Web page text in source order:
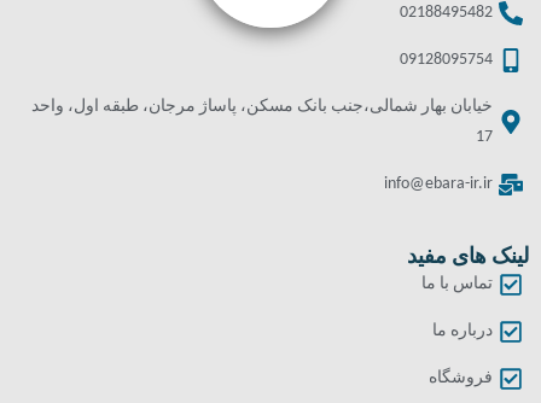
02188495482
09128095754
خیابان بهار شمالی،جنب بانک مسکن، پاساژ مرجان، طبقه اول، واحد
17
info@ebara-ir.ir
لینک های مفید
تماس با ما
درباره ما
فروشگاه